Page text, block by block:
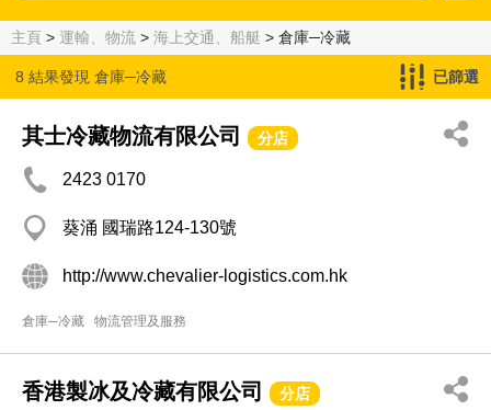
主頁 > 運輸、物流 > 海上交通、船艇 > 倉庫─冷藏
8 結果發現 倉庫─冷藏 已篩選
其士冷藏物流有限公司 分店
2423 0170
葵涌 國瑞路124-130號
http://www.chevalier-logistics.com.hk
倉庫─冷藏 物流管理及服務
香港製冰及冷藏有限公司 分店